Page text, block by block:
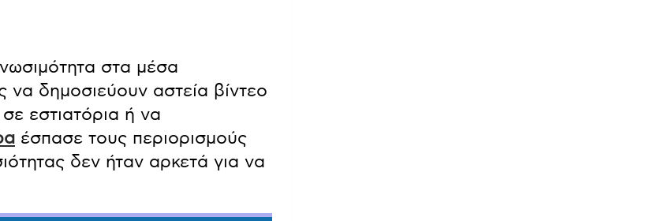
στα μέσα
να δημοσιεύουν αστεία βίντεο
εστιατόρια ή να
έσπασε τους περιορισμούς
δεν ήταν αρκετά για να